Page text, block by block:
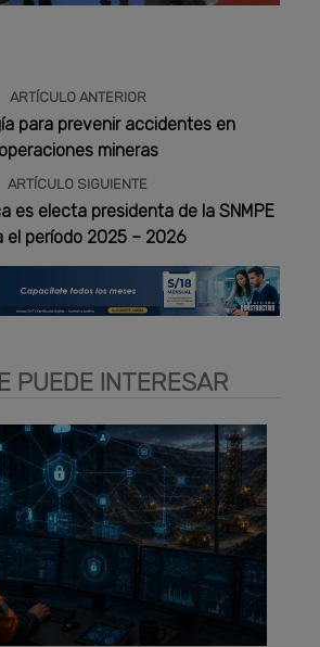
ARTÍCULO ANTERIOR
para prevenir accidentes en
operaciones mineras
ARTÍCULO SIGUIENTE
es electa presidenta de la SNMPE
el período 2025 – 2026
PUEDE INTERESAR